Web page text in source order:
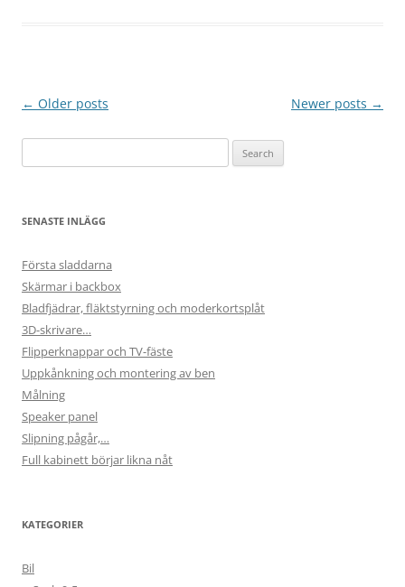
Post
← Older posts Newer posts →
for:
SENASTE INLÄGG
Första sladdarna
Skärmar i backbox
Bladfjädrar, fläktstyrning och moderkortsplåt
3D-skrivare…
Flipperknappar och TV-fäste
Uppkånkning och montering av ben
Målning
Speaker panel
Slipning pågår,…
Full kabinett börjar likna nåt
KATEGORIER
Bil